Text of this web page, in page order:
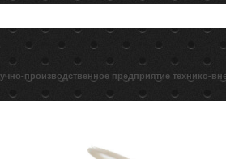
производственное предприятие технико-